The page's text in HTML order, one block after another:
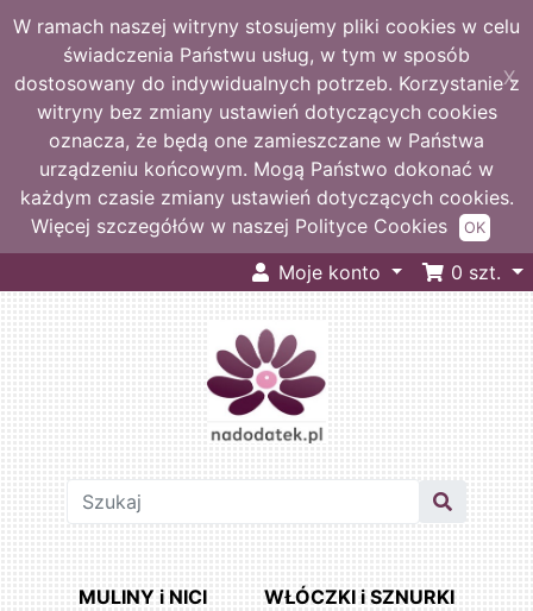
W ramach naszej witryny stosujemy pliki cookies w celu
świadczenia Państwu usług, w tym w sposób
dostosowany do indywidualnych potrzeb. Korzystanie z
witryny bez zmiany ustawień dotyczących cookies
oznacza, że będą one zamieszczane w Państwa
urządzeniu końcowym. Mogą Państwo dokonać w
każdym czasie zmiany ustawień dotyczących cookies.
Więcej szczegółów w naszej Polityce Cookies
X
OK
Moje konto 0 szt.
MULINY i NICI WŁÓCZKI i SZNURKI